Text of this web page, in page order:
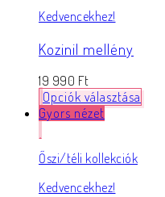
Kedvencekhez!
Kozinil mellény
19 990 Ft
Opciók választása
Gyors nézet
Őszi/téli kollekciók
Kedvencekhez!